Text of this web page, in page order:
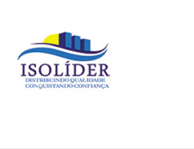
conteúdo